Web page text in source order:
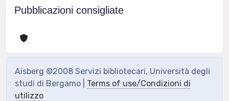
Pubblicazioni consigliate
Aisberg ©2008 Servizi bibliotecari, Università degli
studi di Bergamo | Terms of use/Condizioni di
utilizzo